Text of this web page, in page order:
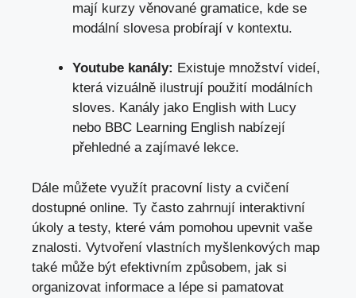
mají kurzy věnované gramatice,​ kde se
modální‍ slovesa ‌probírají ⁣v kontextu.
Youtube kanály: Existuje množství videí,
která vizuálně ilustrují ‌použití modálních
⁢sloves. Kanály‍ jako English with Lucy
nebo BBC ⁢Learning English nabízejí
přehledné a⁢ zajímavé ​lekce.
Dále můžete využít pracovní listy a cvičení
dostupné⁣ online. Ty často zahrnují interaktivní‍
úkoly a ⁣testy, které vám pomohou upevnit vaše
znalosti.⁣ Vytvoření vlastních myšlenkových map
⁤také může⁣ být efektivním způsobem, ‌jak si​
organizovat informace ‌a lépe si⁤ pamatovat